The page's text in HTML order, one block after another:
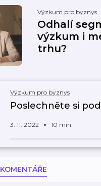
Výzkum pro byznys
Odhalí
výzkum i
trhu?
Výzkum pro byznys
Poslechněte si
3. 11. 2022 10 min
KOMENTÁŘE